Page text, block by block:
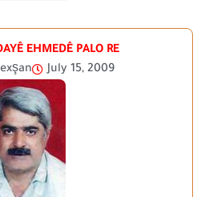
EHMEDÊ PALO RE
July 15, 2009